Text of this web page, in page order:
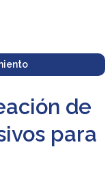
de
para